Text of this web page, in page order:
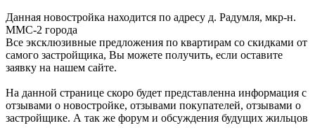
Данная новостройка находится по адресу д. Радумля, мкр-н.
ММС-2 города
Все эксклюзивные предложения по квартирам со скидками от
самого застройщика, Вы можете получить, если оставите
заявку на нашем сайте.
На данной странице скоро будет представленна информация с
отзывами о новостройке, отзывами покупателей, отзывами о
застройщике. А так же форум и обсуждения будущих жильцов